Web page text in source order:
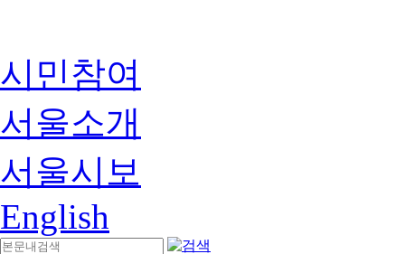
시민참여
서울소개
서울시보
English